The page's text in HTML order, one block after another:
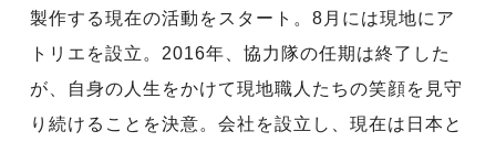
製作する現在の活動をスタート。8月には現地にア
トリエを設立。2016年、協力隊の任期は終了した
が、自身の人生をかけて現地職人たちの笑顔を見守
り続けることを決意。会社を設立し、現在は日本と